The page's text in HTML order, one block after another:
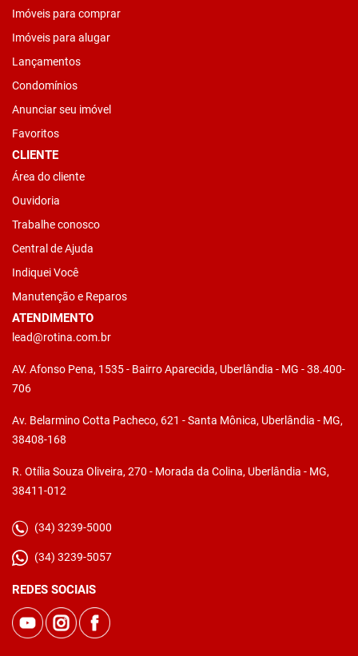
Imóveis para comprar
Imóveis para alugar
Lançamentos
Condomínios
Anunciar seu imóvel
Favoritos
CLIENTE
Área do cliente
Ouvidoria
Trabalhe conosco
Central de Ajuda
Indiquei Você
Manutenção e Reparos
ATENDIMENTO
lead@rotina.com.br
AV. Afonso Pena, 1535 - Bairro Aparecida, Uberlândia - MG - 38.400-
706
Av. Belarmino Cotta Pacheco, 621 - Santa Mônica, Uberlândia - MG,
38408-168
R. Otília Souza Oliveira, 270 - Morada da Colina, Uberlândia - MG,
38411-012
(34) 3239-5000
(34) 3239-5057
REDES SOCIAIS